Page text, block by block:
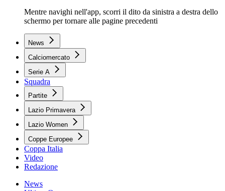
Mentre navighi nell'app, scorri il dito da sinistra a destra dello
schermo per tornare alle pagine precedenti
News
Calciomercato
Serie A
Squadra
Partite
Lazio Primavera
Lazio Women
Coppe Europee
Coppa Italia
Video
Redazione
News